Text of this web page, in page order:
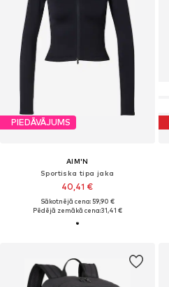
PIEDĀVĀJUMS
AIM'N
Sportiska tipa jaka
40,41 €
Sākotnējā cena: 59,90 €
Pēdējā zemākā cena:31,41 €